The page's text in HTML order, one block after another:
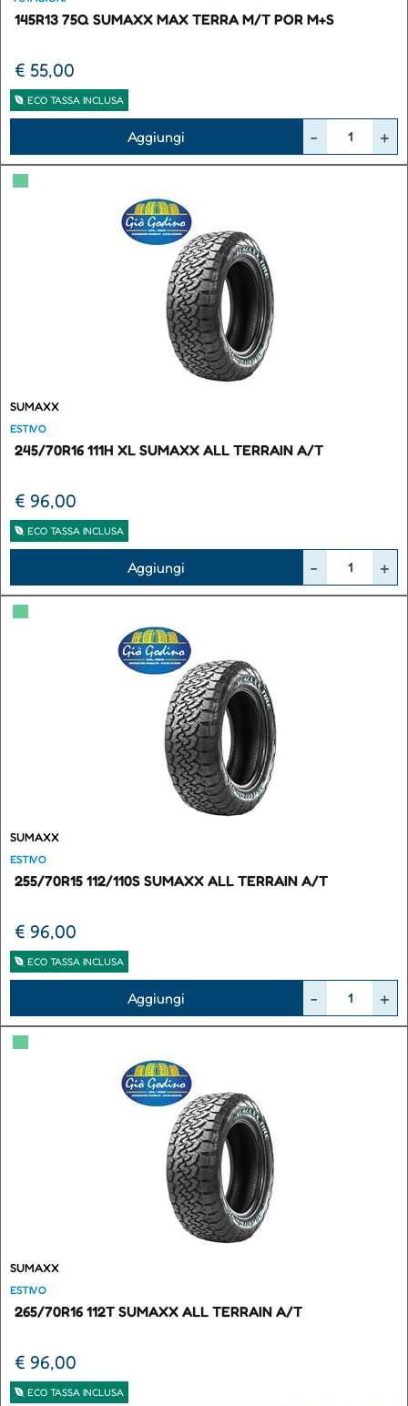
145R13 75Q SUMAXX MAX TERRA M/T POR M+S
€ 55,00
ECO TASSA INCLUSA
Aggiungi
▀
SUMAXX
ESTIVO
245/70R16 111H XL SUMAXX ALL TERRAIN A/T
€ 96,00
ECO TASSA INCLUSA
Aggiungi
▀
SUMAXX
ESTIVO
255/70R15 112/110S SUMAXX ALL TERRAIN A/T
€ 96,00
ECO TASSA INCLUSA
Aggiungi
▀
SUMAXX
ESTIVO
265/70R16 112T SUMAXX ALL TERRAIN A/T
€ 96,00
ECO TASSA INCLUSA